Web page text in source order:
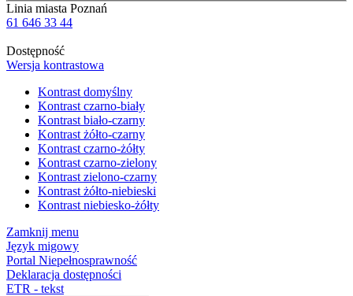
Linia miasta Poznań
61 646 33 44
Dostępność
Wersja kontrastowa
Kontrast domyślny
Kontrast czarno-biały
Kontrast biało-czarny
Kontrast żółto-czarny
Kontrast czarno-żółty
Kontrast czarno-zielony
Kontrast zielono-czarny
Kontrast żółto-niebieski
Kontrast niebiesko-żółty
Zamknij menu
Język migowy
Portal Niepełnosprawność
Deklaracja dostępności
ETR - tekst